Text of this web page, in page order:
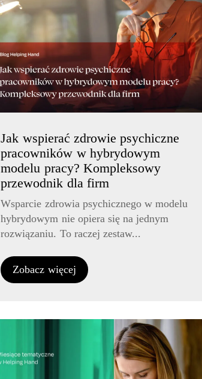
Jak wspierać zdrowie psychiczne
pracowników w hybrydowym
modelu pracy? Kompleksowy
przewodnik dla firm
Wsparcie zdrowia psychicznego w modelu
hybrydowym nie opiera się na jednym
rozwiązaniu. To raczej zestaw...
Zobacz więcej